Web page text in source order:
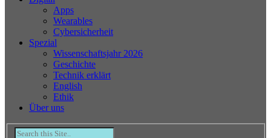
Apps
Wearables
Cybersicherheit
Spezial
Wissenschaftsjahr 2026
Geschichte
Technik erklärt
English
Ethik
Über uns